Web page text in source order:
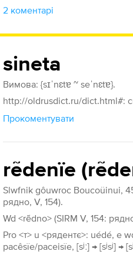
2 коментарі
sineta
Вимова: {sɪˈnɛtɐ ~ seˈnɛtɐ}.
http://oldrusdict.ru/dict.html#:
Прокоментувати
rẽdenïe
Slwfnik gôuwroc Boucoüinui,
рядно, V, 154).
Wd <rẽdno> (SIRM V, 154:
Pro <т> u <рядентє>: uédé, e
pacêsïe/paceisïe, [sʲː] → [sʲsʲ] →